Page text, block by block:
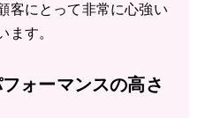
客にとって非常に心強い
ます。
ォーマンスの高さ